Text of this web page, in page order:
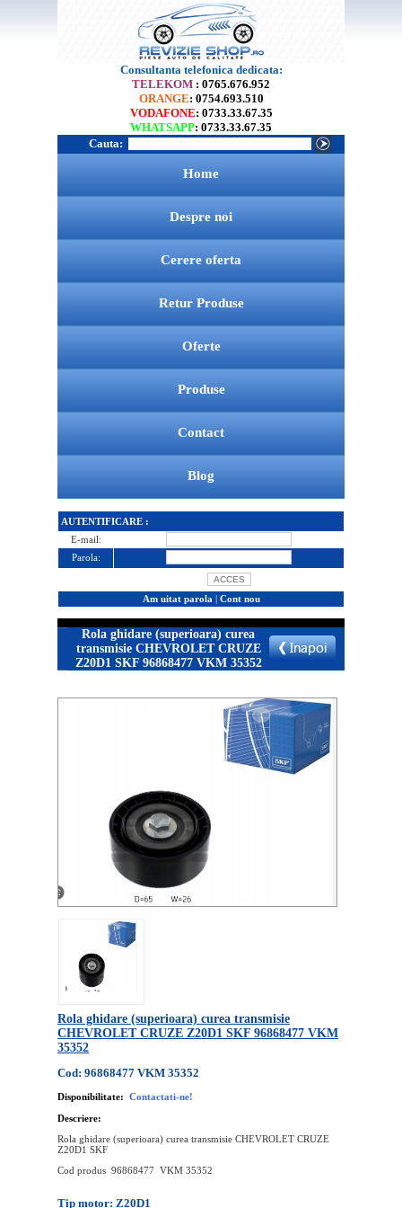
Consultanta telefonica dedicata:
TELEKOM : 0765.676.952
ORANGE: 0754.693.510
VODAFONE: 0733.33.67.35
WHATSAPP: 0733.33.67.35
Cauta:
Home
Despre noi
Cerere oferta
Retur Produse
Oferte
Produse
Contact
Blog
AUTENTIFICARE :
E-mail:
Parola:
Am uitat parola | Cont nou
Rola ghidare (superioara) curea
transmisie CHEVROLET CRUZE
Z20D1 SKF 96868477 VKM 35352
Rola ghidare (superioara) curea transmisie
CHEVROLET CRUZE Z20D1 SKF 96868477 VKM
35352
Cod: 96868477 VKM 35352
Disponibilitate: Contactati-ne!
Descriere:
Rola ghidare (superioara) curea transmisie CHEVROLET CRUZE
Z20D1 SKF
Cod produs 96868477 VKM 35352
Tip motor: Z20D1